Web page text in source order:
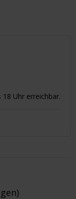
Uhr erreichbar.